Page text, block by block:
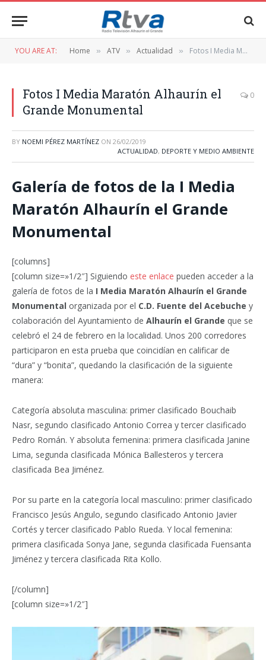
YOU ARE AT: Home » ATV » Actualidad » Fotos I Media Maratón Alhaurín el Grande Monumental
Fotos I Media Maratón Alhaurín el
Grande Monumental
0
BY NOEMI PÉREZ MARTÍNEZ ON 26/02/2019
ACTUALIDAD, DEPORTE Y MEDIO AMBIENTE
Galería de fotos de la I Media
Maratón Alhaurín el Grande
Monumental
[columns]
[column size=»1/2″] Siguiendo este enlace pueden acceder a la
galería de fotos de la I Media Maratón Alhaurín el Grande
Monumental organizada por el C.D. Fuente del Acebuche y
colaboración del Ayuntamiento de Alhaurín el Grande que se
celebró el 24 de febrero en la localidad. Unos 200 corredores
participaron en esta prueba que coincidían en calificar de
“dura” y “bonita”, quedando la clasificación de la siguiente
manera:
Categoría absoluta masculina: primer clasificado Bouchaib
Nasr, segundo clasificado Antonio Correa y tercer clasificado
Pedro Román. Y absoluta femenina: primera clasificada Janine
Lima, segunda clasificada Mónica Ballesteros y tercera
clasificada Bea Jiménez.
Por su parte en la categoría local masculino: primer clasificado
Francisco Jesús Angulo, segundo clasificado Antonio Javier
Cortés y tercer clasificado Pablo Rueda. Y local femenina:
primera clasificada Sonya Jane, segunda clasificada Fuensanta
Jiménez y tercera clasificada Rita Kollo.
[/column]
[column size=»1/2″]